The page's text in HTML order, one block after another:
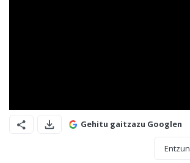
Gehitu gaitzazu Googlen
Entzun